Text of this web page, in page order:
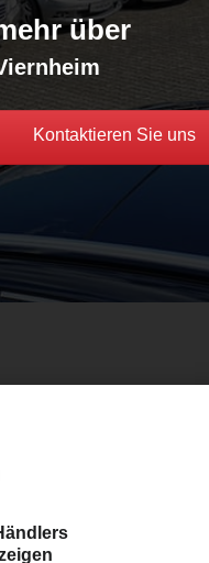
über
Kontaktieren Sie uns